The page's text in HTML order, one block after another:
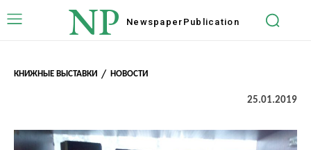
NP Newspaper Publication
КНИЖНЫЕ ВЫСТАВКИ НОВОСТИ
25.01.2019